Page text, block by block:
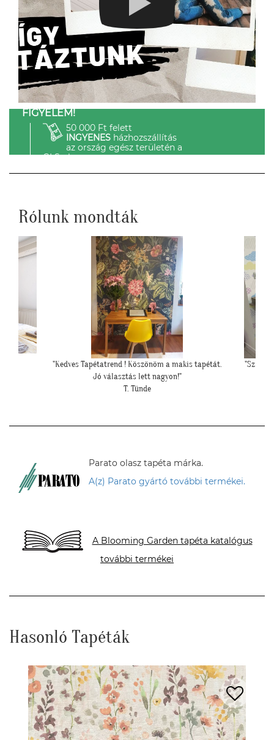
FIGYELEM!
50 000 Ft felett
INGYENESházhozszállítás
az ország egész területén a
GLS-el.
Rólunk mondták
"Szia Kriszti! Ígértem neked képeket. Ilyen lett a
baba sarok a tapétával."
L. Nikolett
Parato olasz tapéta márka.
A(z) Parato gyártó további termékei.
A Blooming Garden tapéta katalógus
további termékei
Hasonló Tapéták